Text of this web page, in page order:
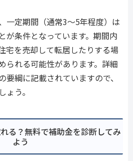
一定期間（通常3〜5年程度）は
が条件となっています。期間内
宅を売却して転居したりする場
られる可能性があります。詳細
要綱に記載されていますので、
う。
る？無料で補助金を診断してみ
よう